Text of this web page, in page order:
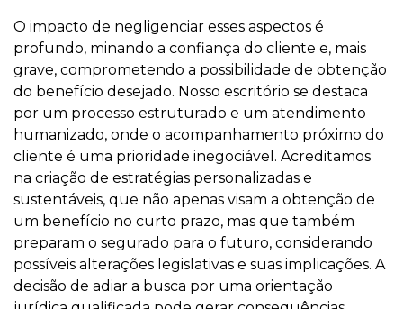
O impacto de negligenciar esses aspectos é
profundo, minando a confiança do cliente e, mais
grave, comprometendo a possibilidade de obtenção
do benefício desejado. Nosso escritório se destaca
por um processo estruturado e um atendimento
humanizado, onde o acompanhamento próximo do
cliente é uma prioridade inegociável. Acreditamos
na criação de estratégias personalizadas e
sustentáveis, que não apenas visam a obtenção de
um benefício no curto prazo, mas que também
preparam o segurado para o futuro, considerando
possíveis alterações legislativas e suas implicações. A
decisão de adiar a busca por uma orientação